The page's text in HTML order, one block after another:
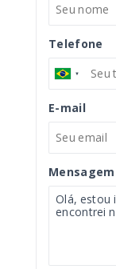
Telefone
E-mail
Mensagem